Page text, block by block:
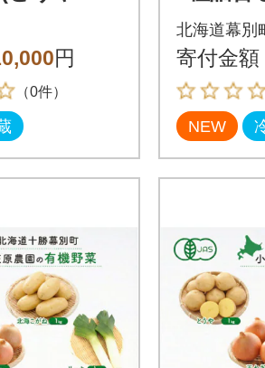
《秋出
[5369140
円
（0件）
ねぎ・
《秋出
3691408]
北海道幕別
寄付金額
NEW